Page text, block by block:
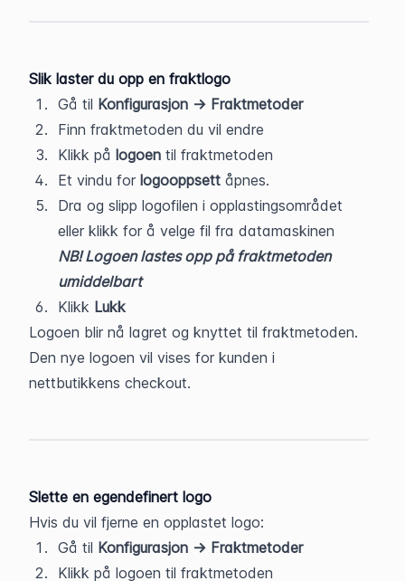
Slik laster du opp en fraktlogo
Gå til Konfigurasjon → Fraktmetoder
Finn fraktmetoden du vil endre
Klikk på logoen til fraktmetoden
Et vindu for logooppsett åpnes.
Dra og slipp logofilen i opplastingsområdet
eller klikk for å velge fil fra datamaskinen
NB! Logoen lastes opp på fraktmetoden
umiddelbart
Klikk Lukk
Logoen blir nå lagret og knyttet til fraktmetoden.
Den nye logoen vil vises for kunden i
nettbutikkens checkout.
Slette en egendefinert logo
Hvis du vil fjerne en opplastet logo:
Gå til Konfigurasjon → Fraktmetoder
Klikk på logoen til fraktmetoden